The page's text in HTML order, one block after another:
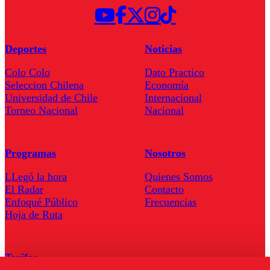
Deportes
Colo Colo
Seleccion Chilena
Universidad de Chile
Torneo Nacional
Noticias
Dato Practico
Economía
Internacional
Nacional
Programas
LLegó la hora
El Radar
Enfoqué Público
Hoja de Ruta
Nosotros
Quienes Somos
Contacto
Frecuencias
Tarifas